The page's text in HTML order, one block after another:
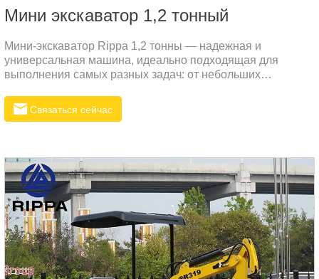
Mини экскаватор 1,2 тонный
Мини-экскаватор Rippa 1,2 тонны — надежная и
универсальная машина, идеально подходящая для
выполнения самых разных задач: от небольших
ландшафтных работ.
Связаться сейчас